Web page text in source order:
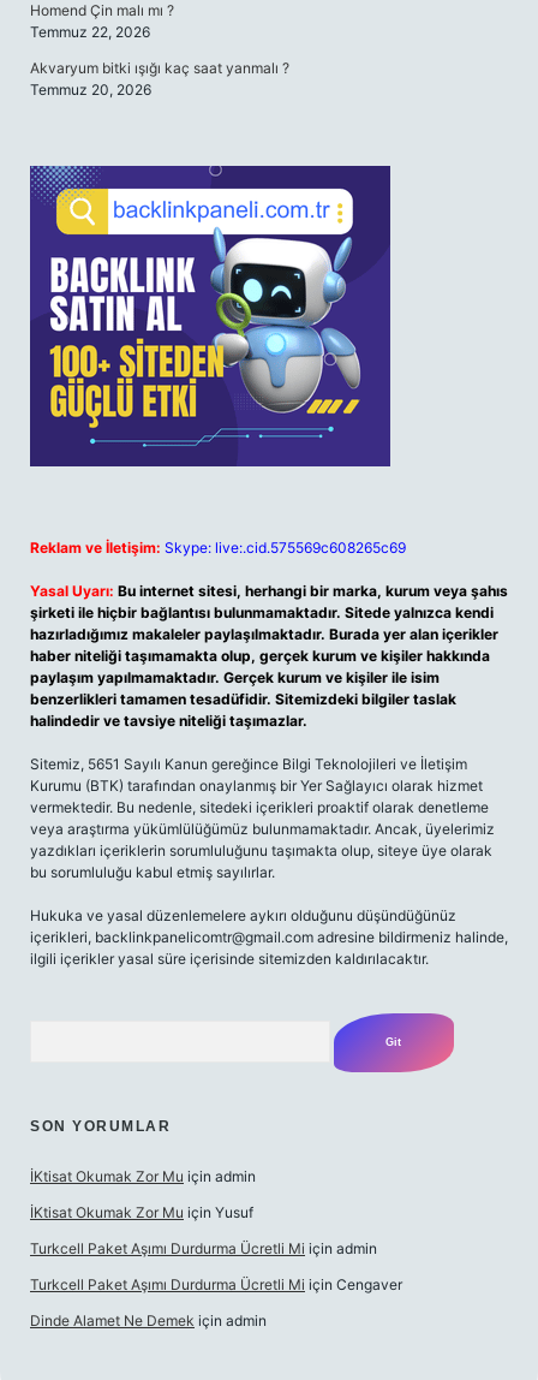
Homend Çin malı mı ?
Temmuz 22, 2026
Akvaryum bitki ışığı kaç saat yanmalı ?
Temmuz 20, 2026
Reklam ve İletişim: Skype: live:.cid.575569c608265c69
Yasal Uyarı: Bu internet sitesi, herhangi bir marka, kurum veya şahıs
şirketi ile hiçbir bağlantısı bulunmamaktadır. Sitede yalnızca kendi
hazırladığımız makaleler paylaşılmaktadır. Burada yer alan içerikler
haber niteliği taşımamakta olup, gerçek kurum ve kişiler hakkında
paylaşım yapılmamaktadır. Gerçek kurum ve kişiler ile isim
benzerlikleri tamamen tesadüfidir. Sitemizdeki bilgiler taslak
halindedir ve tavsiye niteliği taşımazlar.
Sitemiz, 5651 Sayılı Kanun gereğince Bilgi Teknolojileri ve İletişim
Kurumu (BTK) tarafından onaylanmış bir Yer Sağlayıcı olarak hizmet
vermektedir. Bu nedenle, sitedeki içerikleri proaktif olarak denetleme
veya araştırma yükümlülüğümüz bulunmamaktadır. Ancak, üyelerimiz
yazdıkları içeriklerin sorumluluğunu taşımakta olup, siteye üye olarak
bu sorumluluğu kabul etmiş sayılırlar.
Hukuka ve yasal düzenlemelere aykırı olduğunu düşündüğünüz
içerikleri, backlinkpanelicomtr@gmail.com adresine bildirmeniz halinde,
ilgili içerikler yasal süre içerisinde sitemizden kaldırılacaktır.
SON YORUMLAR
İKtisat Okumak Zor Mu için admin
İKtisat Okumak Zor Mu için Yusuf
Turkcell Paket Aşımı Durdurma Ücretli Mi için admin
Turkcell Paket Aşımı Durdurma Ücretli Mi için Cengaver
Dinde Alamet Ne Demek için admin